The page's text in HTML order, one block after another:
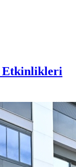
Etkinlikleri